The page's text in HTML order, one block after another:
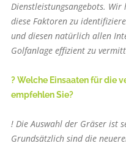
Dienstleistungsangebots. Wir
diese Faktoren zu
und diesen natürlich allen
Golfanlage effizient zu
? Welche Einsaaten für die
empfehlen Sie?
! Die Auswahl der Gräser ist
Grundsätzlich sind die